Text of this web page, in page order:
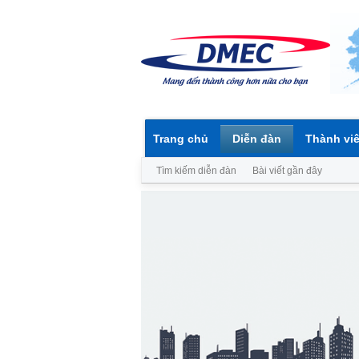
Trang chủ Diễn đàn
Tìm kiếm diễn đàn Bài viết gần đây
Thành